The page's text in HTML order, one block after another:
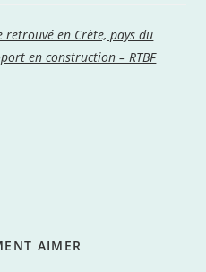
retrouvé en Crète, pays du
en construction – RTBF
AIMER